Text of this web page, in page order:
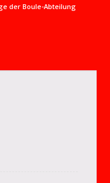
der Boule-Abteilung